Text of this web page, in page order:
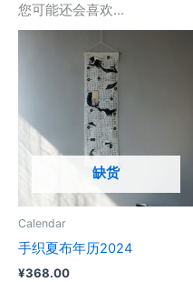
您可能还会喜欢…
缺货
Calendar
手织夏布年历2024
¥368.00